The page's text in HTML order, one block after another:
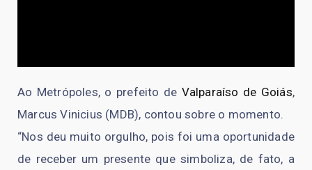
Ao Metrópoles, o prefeito de Valparaíso de Goiás,
Marcus Vinicius (MDB), contou sobre o momento.
“Nos deu muito orgulho, pois foi uma oportunidade
de receber um presente que simboliza, de fato, a